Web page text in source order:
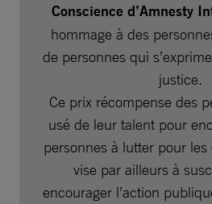
Conscience d’Amnesty
hommage à des
de personnes qui
justice.
Ce prix récompense des
usé de leur talent pour
personnes à lutter pour
vise par ailleurs à
encourager l’action